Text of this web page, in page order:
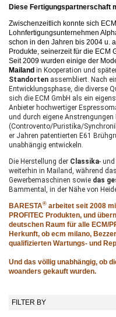
Diese Fertigungspartnerschaft
Zwischenzeitlich konnte sich
Lohnfertigungsunternehmen
schon in den Jahren bis 2004 u.
Produkte, seinerzeit für die ECM
Seit 2009 wurden einige der
Mailand in Kooperation und
Standorten assembliert. Nach
Entwicklungsphase, die diverse
sich die ECM GmbH als ein
Anbieter hochwertiger
und durch eigene Anstrengungen
(Controvento/Puristika/
er Jahren patentierten E61
unabhängig entwickeln.
Die Herstellung der Classika-
weiterhin in Mailand, während das
Gewerbemaschinen sowie das
Bammental, in der Nähe von
BARESTA® arbeitet seit 2008
PROFITEC Produkten, und
deutschen Raum für alle ECM/
Herkunft, ob ecm milano,
qualifizierten Wartungs- und
Und das völlig unabhängig, ob
woanders gekauft wurden.
FILTER BY